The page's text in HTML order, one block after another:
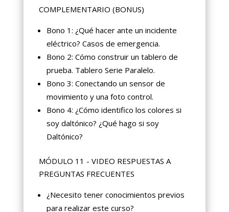
COMPLEMENTARIO (BONUS)
Bono 1: ¿Qué hacer ante un incidente
eléctrico? Casos de emergencia.
Bono 2: Cómo construir un tablero de
prueba. Tablero Serie Paralelo.
Bono 3: Conectando un sensor de
movimiento y una foto control.
Bono 4: ¿Cómo identifico los colores si
soy daltónico? ¿Qué hago si soy
Daltónico?
MÓDULO 11 - VIDEO RESPUESTAS A
PREGUNTAS FRECUENTES
¿Necesito tener conocimientos previos
para realizar este curso?